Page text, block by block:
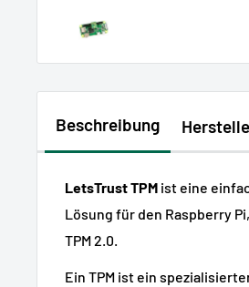
Beschreibung
LetsTrust TPM ist eine
Lösung für den Raspberry
TPM 2.0.
Ein TPM ist ein